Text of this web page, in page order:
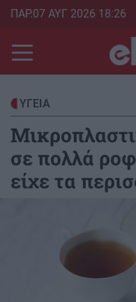
Skip
main
content
ΠΑΡ.07 ΑΥΓ 2026 18:26
ΥΓΕΙΑ
σε πολλά
είχε τα